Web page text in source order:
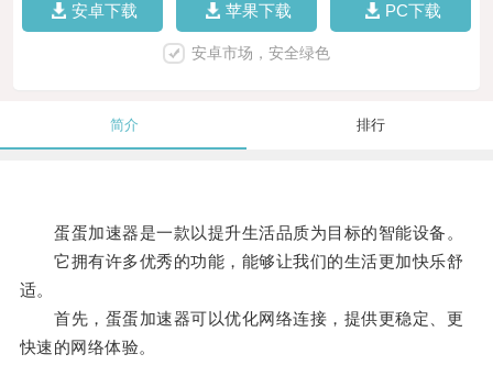
安卓下载 苹果下载 PC下载
安卓市场，安全绿色
简介 排行
蛋蛋加速器是一款以提升生活品质为目标的智能设备。
它拥有许多优秀的功能，能够让我们的生活更加快乐舒
适。
首先，蛋蛋加速器可以优化网络连接，提供更稳定、更
快速的网络体验。